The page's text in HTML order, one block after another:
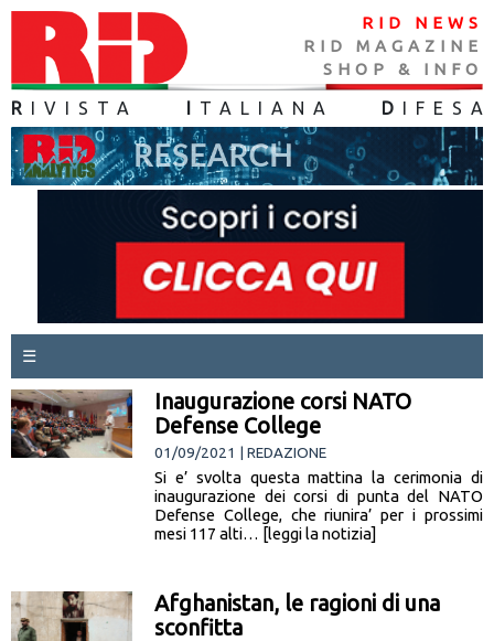
RID NEWS
RID MAGAZINE
SHOP & INFO
R IVISTA TALIANA D IFES A
☰
Inaugurazione corsi NATO
Defense College
01/09/2021 | REDAZIONE
Si e’ svolta questa mattina la cerimonia di
inaugurazione dei corsi di punta del NATO
Defense College, che riunira’ per i prossimi
mesi 117 alti… [leggi la notizia]
Afghanistan, le ragioni di una
sconfitta